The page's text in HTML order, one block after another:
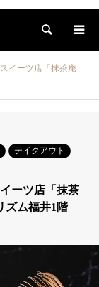
検索
イーツ店「抹茶庵
テイクアウト
ーツ店「抹茶
ズム福井1階